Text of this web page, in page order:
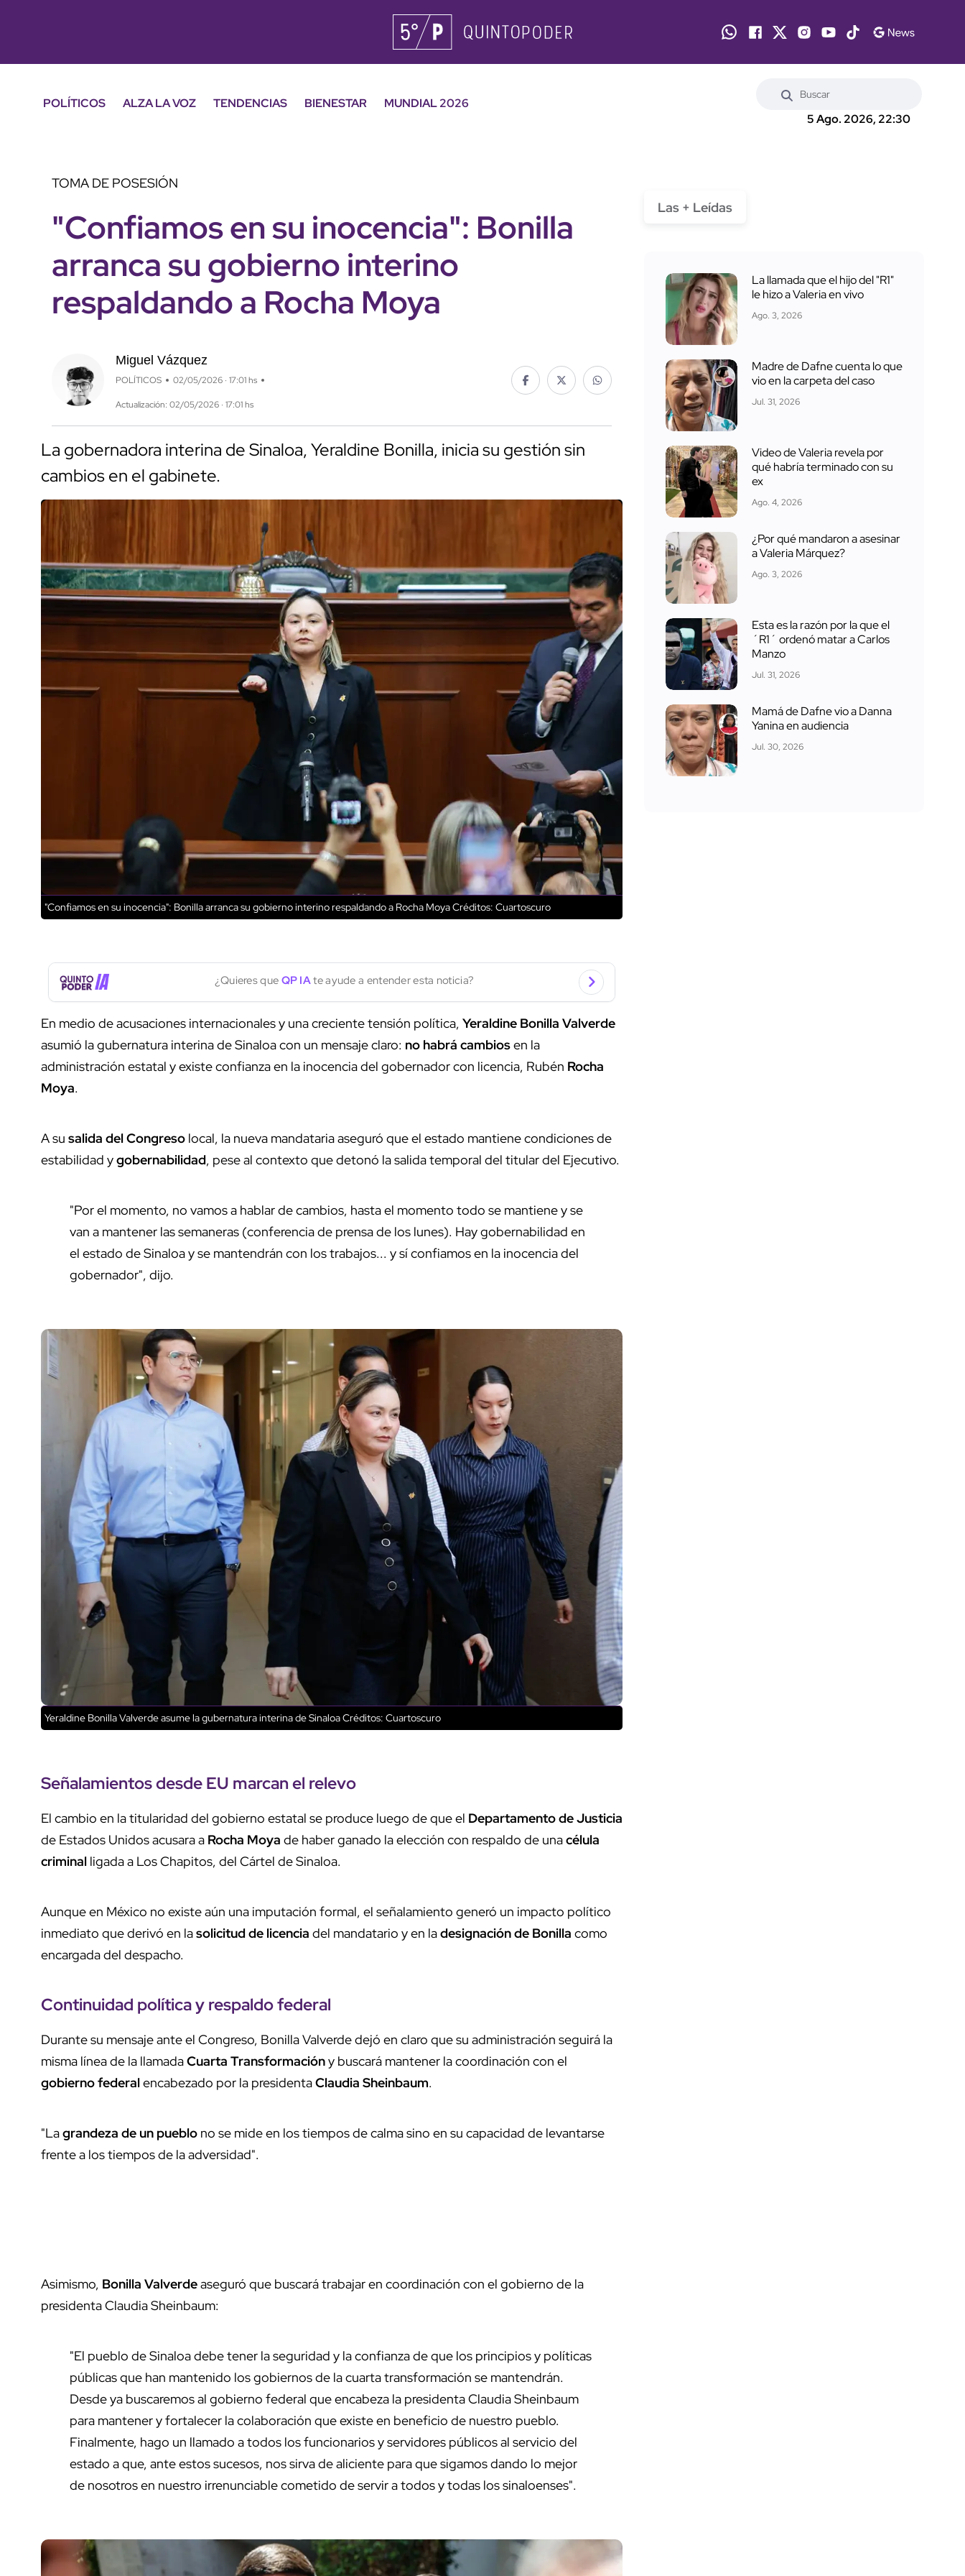
POLÍTICOS ALZA LA VOZ TENDENCIAS BIENESTAR
MUNDIAL 2026
5 Ago. 2026, 22:30
TOMA DE POSESIÓN
"Confiamos en su inocencia": Bonilla
arranca su gobierno interino
respaldando a Rocha Moya
Miguel Vázquez
POLÍTICOS 02/05/2026 · 17:01 hs
Actualización: 02/05/2026 · 17:01 hs
La gobernadora interina de Sinaloa, Yeraldine Bonilla, inicia su gestión sin
cambios en el gabinete.
"Confiamos en su inocencia": Bonilla arranca su gobierno interino respaldando a Rocha MoyaCréditos: Cuartoscuro
¿Quieres que QP IAte ayude a entender esta noticia?
En medio de acusaciones internacionales y una creciente tensión política, Yeraldine Bonilla Valverde
asumió la gubernatura interina de Sinaloa con un mensaje claro: no habrá cambiosen la
administración estatal y existe confianza en la inocencia del gobernador con licencia, Rubén Rocha
Moya.
A su salida del Congreso local, la nueva mandataria aseguró que el estado mantiene condiciones de
estabilidad ygobernabilidad, pese al contexto que detonó la salida temporal del titular del Ejecutivo.
"Por el momento, no vamos a hablar de cambios, hasta el momento todo se mantiene y se
van a mantener las semaneras (conferencia de prensa de los lunes). Hay gobernabilidad en
el estado de Sinaloa y se mantendrán con los trabajos... y sí confiamos en la inocencia del
gobernador", dijo.
Yeraldine Bonilla Valverde asume la gubernatura interina de SinaloaCréditos: Cuartoscuro
Señalamientos desde EU marcan el relevo
El cambio en la titularidad del gobierno estatal se produce luego de que el Departamento de Justicia
de Estados Unidos acusara a Rocha Moya de haber ganado la elección con respaldo de unacélula
criminal ligada a Los Chapitos, del Cártel de Sinaloa.
Aunque en México no existe aún una imputación formal, el señalamiento generó un impacto político
inmediato que derivó en lasolicitud de licencia del mandatario y en ladesignación de Bonilla como
encargada del despacho.
Continuidad políticayrespaldo federal
Durante su mensaje ante el Congreso, Bonilla Valverde dejó en claro que su administración seguirá la
misma línea de la llamadaCuarta Transformacióny buscará mantener la coordinación con el
gobierno federalencabezado por la presidentaClaudia Sheinbaum.
"Lagrandeza de un pueblo no se mide en los tiempos de calma sino en su capacidad de levantarse
frente a los tiempos de la adversidad".
Asimismo, Bonilla Valverdeaseguró que buscará trabajar en coordinación con el gobierno de la
presidenta Claudia Sheinbaum:
"El pueblo de Sinaloa debe tener la seguridad y la confianza de que los principios y políticas
públicas que han mantenido los gobiernos de la cuarta transformación se mantendrán.
Desde ya buscaremos al gobierno federal que encabeza la presidenta Claudia Sheinbaum
para mantener y fortalecer la colaboración que existe en beneficio de nuestro pueblo.
Finalmente, hago un llamado a todos los funcionarios y servidores públicos al servicio del
estado a que, ante estos sucesos, nos sirva de aliciente para que sigamos dando lo mejor
de nosotros en nuestro irrenunciable cometido de servir a todos y todas los sinaloenses".
Las + Leídas
La llamada que el hijo del "R1"
le hizo a Valeria en vivo
Ago. 3, 2026
Madre de Dafne cuenta lo que
vio en la carpeta del caso
Jul. 31, 2026
Video de Valeria revela por
qué habría terminado con su
ex
Ago. 4, 2026
¿Por qué mandaron a asesinar
a Valeria Márquez?
Ago. 3, 2026
Esta es la razón por la que el
´R1´ ordenó matar a Carlos
Manzo
Jul. 31, 2026
Mamá de Dafne vio a Danna
Yanina en audiencia
Jul. 30, 2026